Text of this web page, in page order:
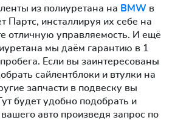
из полиуретана на BMW в
Партс, инсталлируя их себе на
отличную управляемость. И ещё
мы даём гарантию в 1
Если вы заинтересованы
сайлентблоки и втулки на
запчасти в подвеску вы
будет удобно подобрать и
авто произведя запрос по